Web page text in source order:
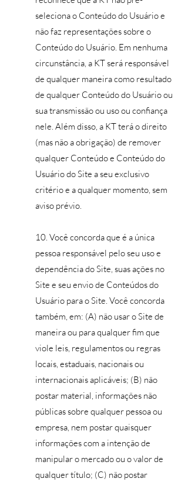
seleciona o Conteúdo do Usuário e
não faz representações sobre o
Conteúdo do Usuário. Em nenhuma
circunstância, a KT será responsável
de qualquer maneira como resultado
de qualquer Conteúdo do Usuário ou
sua transmissão ou uso ou confiança
nele. Além disso, a KT terá o direito
(mas não a obrigação) de remover
qualquer Conteúdo e Conteúdo do
Usuário do Site a seu exclusivo
critério e a qualquer momento, sem
aviso prévio.
10. Você concorda que é a única
pessoa responsável pelo seu uso e
dependência do Site, suas ações no
Site e seu envio de Conteúdos do
Usuário para o Site. Você concorda
também, em: (A) não usar o Site de
maneira ou para qualquer fim que
viole leis, regulamentos ou regras
locais, estaduais, nacionais ou
internacionais aplicáveis; (B) não
postar material, informações não
públicas sobre qualquer pessoa ou
empresa, nem postar quaisquer
informações com a intenção de
manipular o mercado ou o valor de
qualquer título; (C) não postar